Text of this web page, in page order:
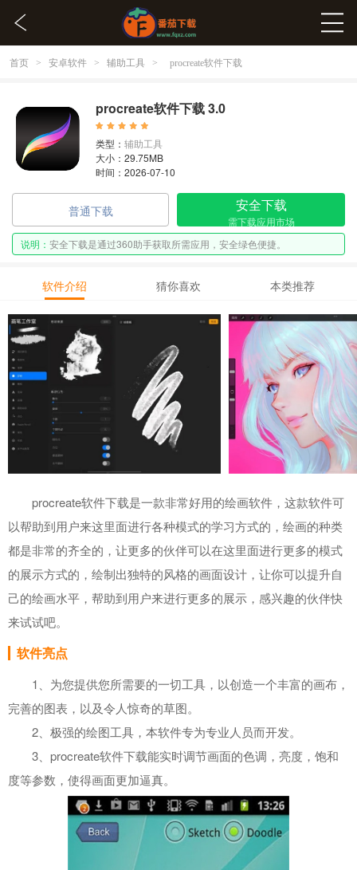
首页 > 安卓软件 > 辅助工具 > procreate软件下载
procreate软件下载 3.0
类型： 辅助工具
大小：29.75MB
时间：2026-07-10
普通下载 安全下载
需下载应用市场
说明： 安全下载是通过360助手获取所需应用，安全绿色便捷。
软件介绍 猜你喜欢 本类推荐
procreate软件下载是一款非常好用的绘画软件，这款软件可
以帮助到用户来这里面进行各种模式的学习方式的，绘画的种类
都是非常的齐全的，让更多的伙伴可以在这里面进行更多的模式
的展示方式的，绘制出独特的风格的画面设计，让你可以提升自
己的绘画水平，帮助到用户来进行更多的展示，感兴趣的伙伴快
来试试吧。
软件亮点
1、为您提供您所需要的一切工具，以创造一个丰富的画布，
完善的图表，以及令人惊奇的草图。
2、极强的绘图工具，本软件专为专业人员而开发。
3、procreate软件下载能实时调节画面的色调，亮度，饱和
度等参数，使得画面更加逼真。